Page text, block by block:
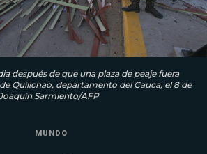
después de que una plaza de peaje fuera
Quilichao, departamento del Cauca, el 8 de
Sarmiento/AFP
MUNDO